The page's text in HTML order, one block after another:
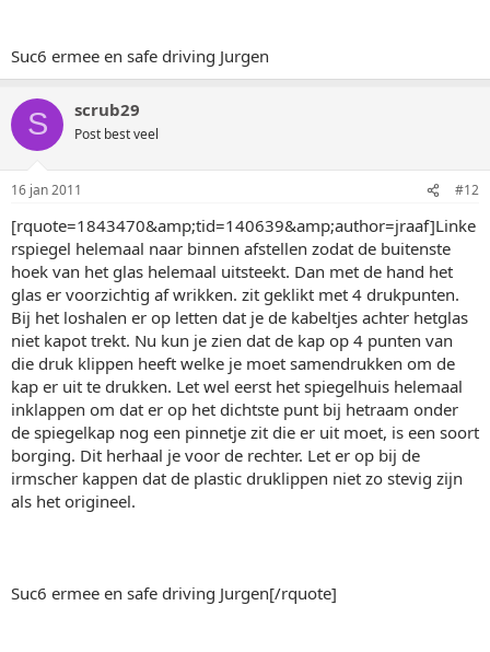
Suc6 ermee en safe driving Jurgen
S scrub29
Post best veel
16 jan 2011 #12
[rquote=1843470&amp;tid=140639&amp;author=jraaf]Linke
rspiegel helemaal naar binnen afstellen zodat de buitenste
hoek van het glas helemaal uitsteekt. Dan met de hand het
glas er voorzichtig af wrikken. zit geklikt met 4 drukpunten.
Bij het loshalen er op letten dat je de kabeltjes achter hetglas
niet kapot trekt. Nu kun je zien dat de kap op 4 punten van
die druk klippen heeft welke je moet samendrukken om de
kap er uit te drukken. Let wel eerst het spiegelhuis helemaal
inklappen om dat er op het dichtste punt bij hetraam onder
de spiegelkap nog een pinnetje zit die er uit moet, is een soort
borging. Dit herhaal je voor de rechter. Let er op bij de
irmscher kappen dat de plastic druklippen niet zo stevig zijn
als het origineel.
Suc6 ermee en safe driving Jurgen[/rquote]